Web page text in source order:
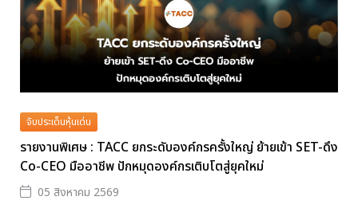
จับประเด็นหุ้นเด่น
รายงานพิเศษ : TACC ยกระดับองค์กรครั้งใหญ่ ย้ายเข้า SET-ดึง
Co-CEO มืออาชีพ ปักหมุดองค์กรเติบโตสู่ยุคใหม่
05 สิงหาคม 2569